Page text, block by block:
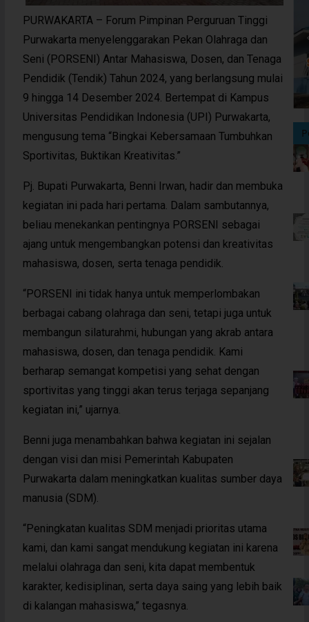
PURWAKARTA – Forum Pimpinan Perguruan Tinggi
Purwakarta menyelenggarakan Pekan Olahraga dan
Seni (PORSENI) Antar Mahasiswa, Dosen, dan Tenaga
Pendidik (Tendik) Tahun 2024, yang berlangsung mulai
9 hingga 14 Desember 2024. Bertempat di Kampus
Universitas Pendidikan Indonesia (UPI) Purwakarta,
mengusung tema “Bingkai Kebersamaan Tumbuhkan
Sportivitas, Buktikan Kreativitas.”
Pj. Bupati Purwakarta, Benni Irwan, hadir dan membuka
kegiatan ini pada hari pertama. Dalam sambutannya,
beliau menekankan pentingnya PORSENI sebagai
ajang untuk mengembangkan potensi dan kreativitas
mahasiswa, dosen, serta tenaga pendidik.
“PORSENI ini tidak hanya untuk memperlombakan
berbagai cabang olahraga dan seni, tetapi juga untuk
membangun silaturahmi, hubungan yang akrab antara
mahasiswa, dosen, dan tenaga pendidik. Kami
berharap semangat kompetisi yang sehat dengan
sportivitas yang tinggi akan terus terjaga sepanjang
kegiatan ini,” ujarnya.
Benni juga menambahkan bahwa kegiatan ini sejalan
dengan visi dan misi Pemerintah Kabupaten
Purwakarta dalam meningkatkan kualitas sumber daya
manusia (SDM).
“Peningkatan kualitas SDM menjadi prioritas utama
kami, dan kami sangat mendukung kegiatan ini karena
melalui olahraga dan seni, kita dapat membentuk
karakter, kedisiplinan, serta daya saing yang lebih baik
di kalangan mahasiswa,” tegasnya.